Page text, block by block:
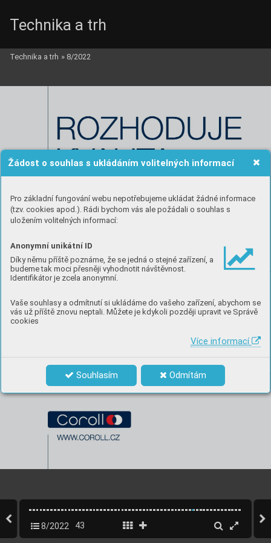
Žádost o souhlas s ukládáním volitelných informací
Pro základní fungování webu nepotřebujeme ukládat žádné informace
(tzv. cookies apod.). Rádi bychom vás ale požádali o souhlas s
uložením volitelných informací:
Anonymní unikátní ID
Díky němu příště poznáme, že se jedná o stejné zařízení, a
budeme tak moci přesněji vyhodnotit návštěvnost.
Identifikátor je zcela anonymní.
Vaše souhlasy a odmítnutí si ukládáme do vašeho zařízení, abychom se
vás už příště znovu neptali. Můžete je kdykoli později upravit ve Správě
cookies
Více informací
Souhlasím Odmítám
Technika a trh
Technika a trh » 8/2022
8/2022 43